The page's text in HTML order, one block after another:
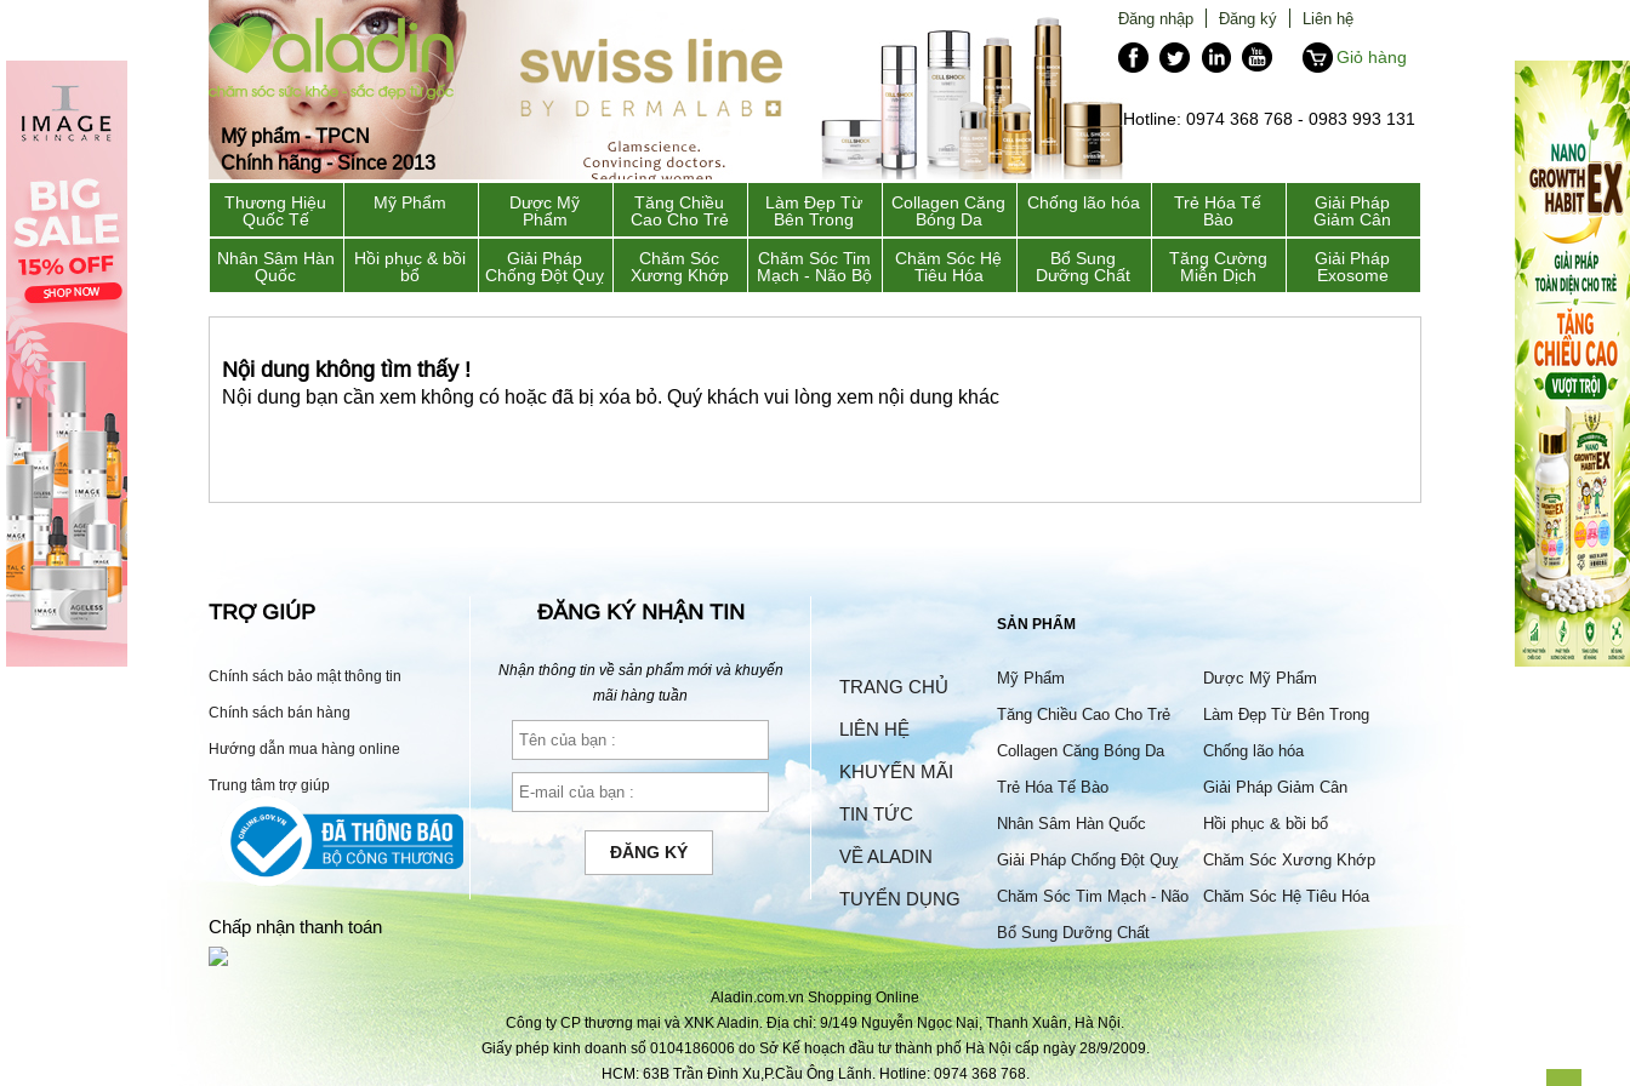
Mỹ phẩm - TPCN
Chính hãng - Since 2013
Đăng nhập Đăng ký
Liên hệ
Giỏ hàng
Hotline: 0974 368 768 - 0983 993 131
Thương Hiệu
Quốc Tế
Mỹ Phẩm
Dược Mỹ
Phẩm
Tăng Chiều
Cao Cho Trẻ
Làm Đẹp Từ
Bên Trong
Collagen Căng
Bóng Da
Chống lão hóa
Trẻ Hóa Tế
Bào
Giải Pháp
Giảm Cân
Nhân Sâm Hàn
Quốc
Hồi phục & bồi
bổ
Giải Pháp
Chống Đột Quỵ
Chăm Sóc
Xương Khớp
Chăm Sóc Tim
Mạch - Não Bộ
Chăm Sóc Hệ
Tiêu Hóa
Bổ Sung
Dưỡng Chất
Tăng Cường
Miễn Dịch
Giải Pháp
Exosome
Nội dung không tìm thấy !
Nội dung bạn cần xem không có hoặc đã bị xóa bỏ. Quý khách vui lòng xem nội dung khác
TRỢ GIÚP
Chính sách bảo mật thông tin
Chính sách bán hàng
Hướng dẫn mua hàng online
Trung tâm trợ giúp
ĐĂNG KÝ NHẬN TIN
Nhận thông tin về sản phẩm mới và khuyến
mãi hàng tuần
ĐĂNG KÝ
TRANG CHỦ
LIÊN HỆ
KHUYẾN MÃI
TIN TỨC
VỀ ALADIN
TUYỂN DỤNG
SẢN PHẨM
Mỹ Phẩm
Dược Mỹ Phẩm
Tăng Chiều Cao Cho Trẻ
Làm Đẹp Từ Bên Trong
Collagen Căng Bóng Da
Chống lão hóa
Trẻ Hóa Tế Bào
Giải Pháp Giảm Cân
Nhân Sâm Hàn Quốc
Hồi phục & bồi bổ
Giải Pháp Chống Đột Quỵ
Chăm Sóc Xương Khớp
Chăm Sóc Tim Mạch - Não
Bộ
Chăm Sóc Hệ Tiêu Hóa
Bổ Sung Dưỡng Chất
Chấp nhận thanh toán
Aladin.com.vn Shopping Online
Công ty CP thương mại và XNK Aladin. Địa chỉ: 9/149 Nguyễn Ngọc Nại, Thanh Xuân, Hà Nội.
Giấy phép kinh doanh số 0104186006 do Sở Kế hoạch đầu tư thành phố Hà Nội cấp ngày 28/9/2009.
HCM: 63B Trần Đình Xu,P.Cầu Ông Lãnh. Hotline: 0974 368 768.